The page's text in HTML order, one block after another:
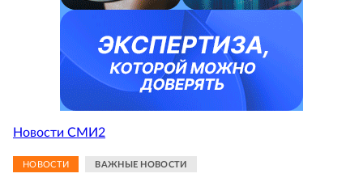
Новости СМИ2
НОВОСТИ ВАЖНЫЕ НОВОСТИ